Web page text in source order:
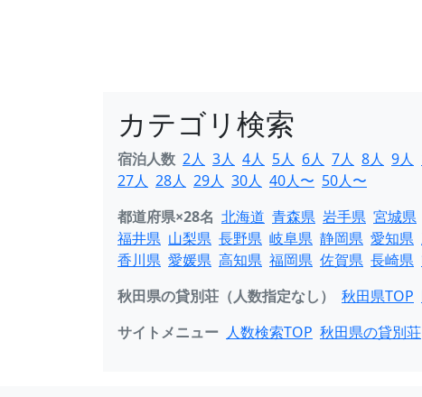
カテゴリ検索
宿泊人数 2人 3人 4人 5人 6人 7人 8人 9人
27人 28人 29人 30人 40人〜 50人〜
都道府県×28名 北海道 青森県 岩手県 宮城県
福井県 山梨県 長野県 岐阜県 静岡県 愛知県
香川県 愛媛県 高知県 福岡県 佐賀県 長崎県
秋田県の貸別荘（人数指定なし）
秋田県TOP
サイトメニュー 人数検索TOP 秋田県の貸別荘